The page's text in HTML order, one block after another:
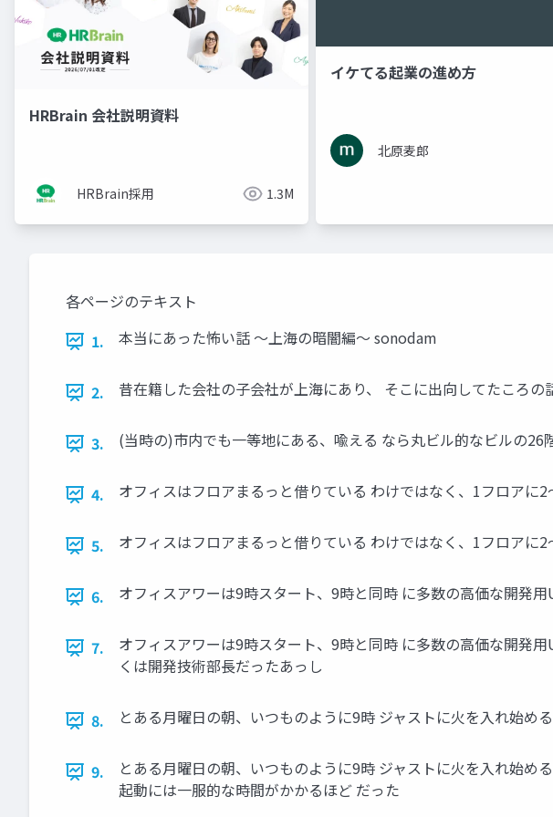
HRBrain 会社説明資料
HRBrain採用 1.3M
イケてる起業の進め方
北原麦郎
各ページのテキスト
1.
本当にあった怖い話 ～上海の暗闇編～ sonodam
2. 昔在籍した会社の子会社が上海にあり、 そこに出向してたころの
3. (当時の)市内でも一等地にある、喩える なら丸ビル的なビルの
4. オフィスはフロアまるっと借りている わけではなく、1フロアに
5. オフィスはフロアまるっと借りている わけではなく、1フロアに
6. オフィスアワーは9時スタート、9時と同時 に多数の高価な開発
7.
オフィスアワーは9時スタート、9時と同時 に多数の高価な開発
くは開発技術部長だったあっし
8. とある月曜日の朝、いつものように9時 ジャストに火を入れ始める
9.
とある月曜日の朝、いつものように9時 ジャストに火を入れ始め
起動には一服的な時間がかかるほど だった